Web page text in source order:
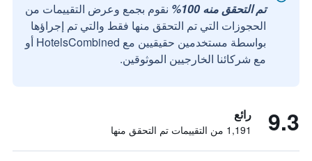
تم التحقق منه 100%
نقوم بجمع وعرض التقييمات من
الحجوزات التي تم التحقق منها فقط والتي تم إجراؤها
بواسطة مستخدمين حقيقيين مع HotelsCombined أو
مع شركائنا الخارجيين الموثوقين.
9.3 رائع
1,191 من التقييمات تم التحقق منها